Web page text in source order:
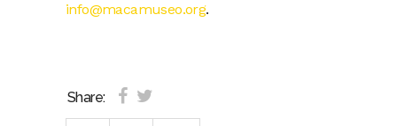
info@macamuseo.org.
Share: